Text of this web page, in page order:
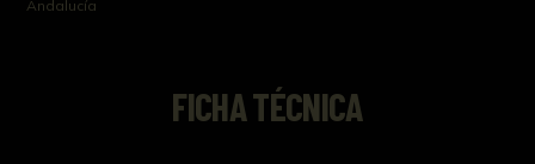
Andalucía
FICHA TÉCNICA